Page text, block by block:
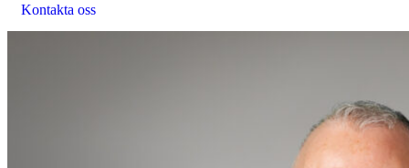
Kontakta oss